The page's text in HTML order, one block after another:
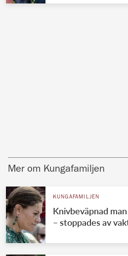
Mer om Kungafamiljen
KUNGAFAMILJEN
Knivbeväpnad
– stoppades av